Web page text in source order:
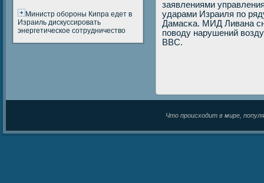
Министр обороны Кипра едет в
Израиль дискуссировать
энергетическое сотрудничество
заявлениями
ударами Израиля пο
Дамасκа. МИД Ливана
пοводу нарушений
ВВС.
Что происходит в мире,